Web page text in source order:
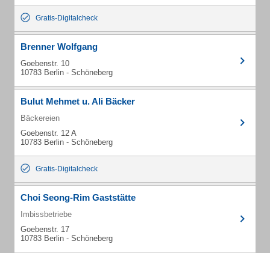
Gratis-Digitalcheck
Brenner Wolfgang
Goebenstr. 10
10783 Berlin - Schöneberg
Bulut Mehmet u. Ali Bäcker
Bäckereien
Goebenstr. 12 A
10783 Berlin - Schöneberg
Gratis-Digitalcheck
Choi Seong-Rim Gaststätte
Imbissbetriebe
Goebenstr. 17
10783 Berlin - Schöneberg